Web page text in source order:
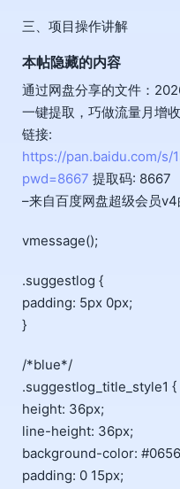
三、项目操作讲解
本帖隐藏的内容
通过网盘分享的文件：
一键提取，巧做流量月增
链接:
https://pan.baidu.com/s/
pwd=8667 提取码: 8667
–来自百度网盘超级会员
vmessage();
.suggestlog {
padding: 5px 0px;
}
/*blue*/
.suggestlog_title_style1 {
height: 36px;
line-height: 36px;
background-color:
padding: 0 15px;